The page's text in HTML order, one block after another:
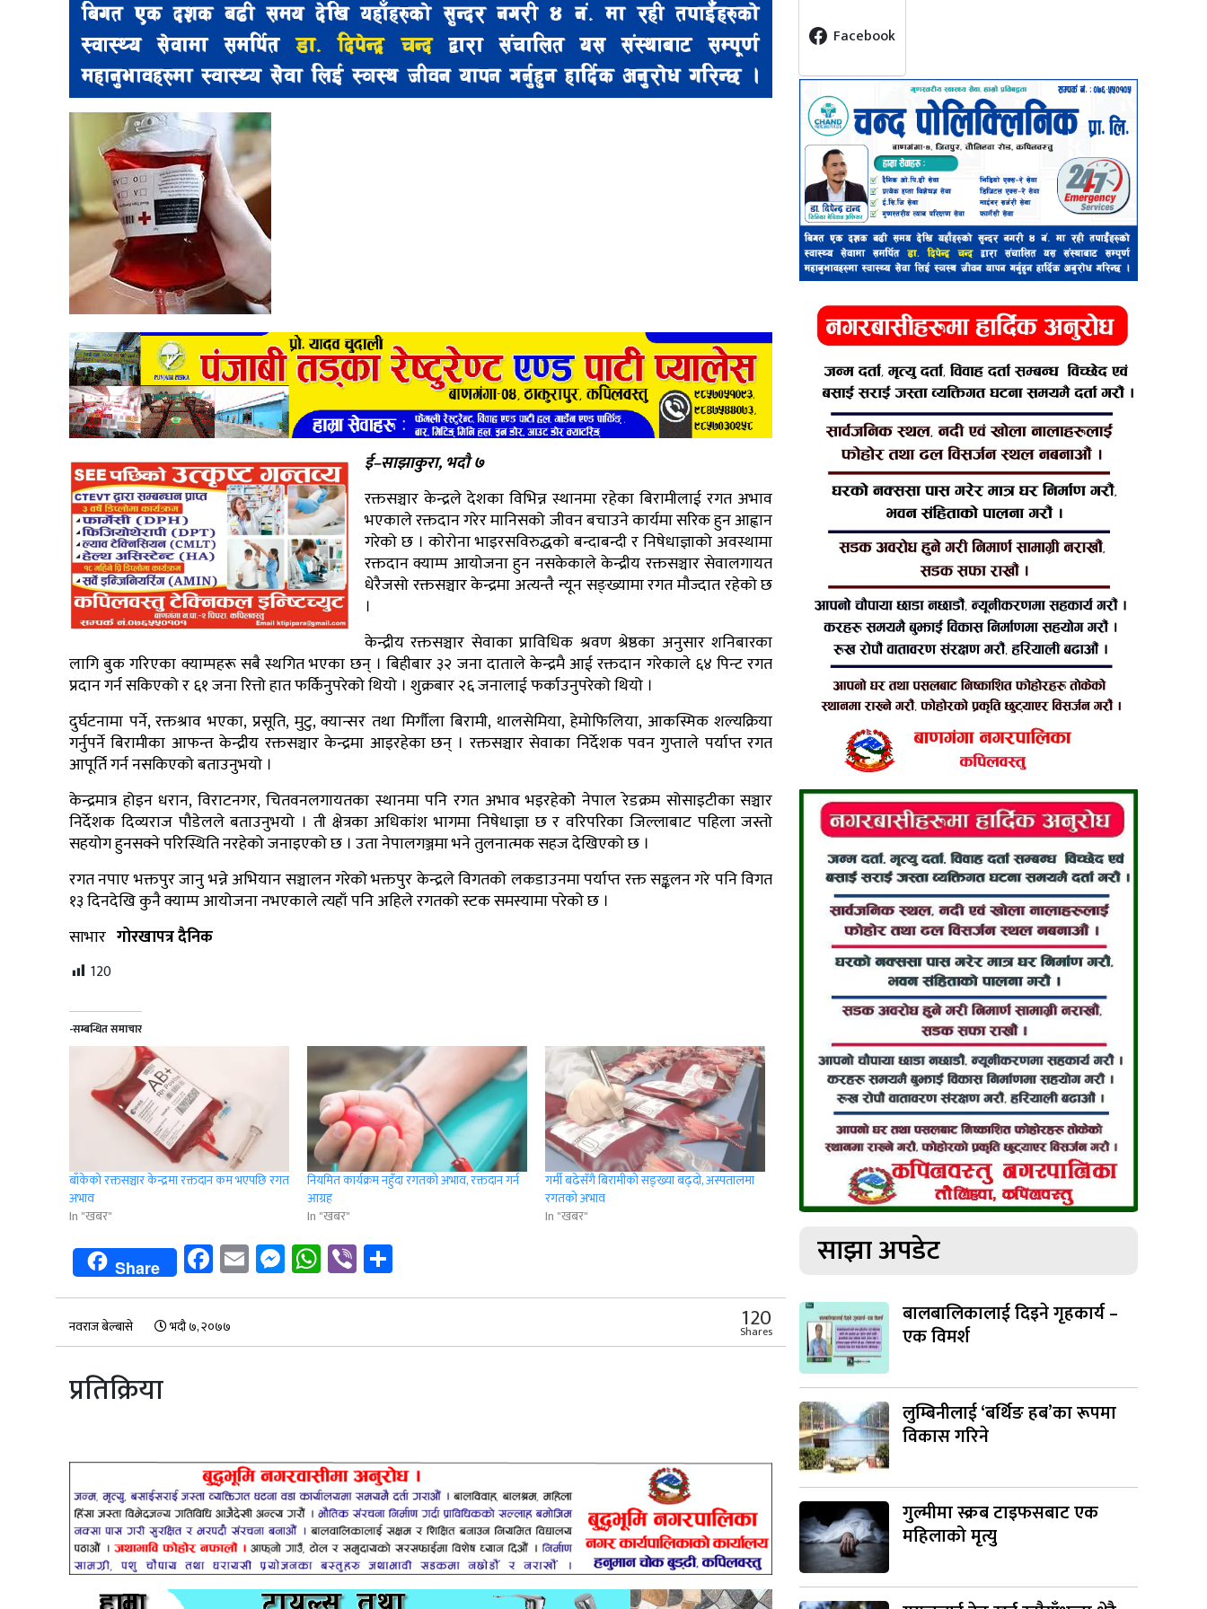
ई–साझाकुरा, भदौ ७
रक्तसञ्चार केन्द्रले देशका विभिन्न स्थानमा रहेका बिरामीलाई रगत अभाव
भएकाले रक्तदान गरेर मानिसको जीवन बचाउने कार्यमा सरिक हुन आह्वान
गरेको छ । कोरोना भाइरसविरुद्धको बन्दाबन्दी र निषेधाज्ञाको अवस्थामा
रक्तदान क्याम्प आयोजना हुन नसकेकाले केन्द्रीय रक्तसञ्चार सेवालगायत
धेरैजसो रक्तसञ्चार केन्द्रमा अत्यन्तै न्यून सङ्ख्यामा रगत मौज्दात रहेको छ
।
केन्द्रीय रक्तसञ्चार सेवाका प्राविधिक श्रवण श्रेष्ठका अनुसार शनिबारका
लागि बुक गरिएका क्याम्पहरू सबै स्थगित भएका छन् । बिहीबार ३२ जना दाताले केन्द्रमै आई रक्तदान गरेकाले ६४ पिन्ट रगत
प्रदान गर्न सकिएको र ६१ जना रित्तो हात फर्किनुपरेको थियो । शुक्रबार २६ जनालाई फर्काउनुपरेको थियो ।
दुर्घटनामा पर्ने, रक्तश्राव भएका, प्रसूति, मुटु, क्यान्सर तथा मिर्गौला बिरामी, थालसेमिया, हेमोफिलिया, आकस्मिक शल्यक्रिया
गर्नुपर्ने बिरामीका आफन्त केन्द्रीय रक्तसञ्चार केन्द्रमा आइरहेका छन् । रक्तसञ्चार सेवाका निर्देशक पवन गुप्ताले पर्याप्त रगत
आपूर्ति गर्न नसकिएको बताउनुभयो ।
केन्द्रमात्र होइन धरान, विराटनगर, चितवनलगायतका स्थानमा पनि रगत अभाव भइरहेकोे नेपाल रेडक्रम सोसाइटीका सञ्चार
निर्देशक दिव्यराज पौडेलले बताउनुभयो । ती क्षेत्रका अधिकांश भागमा निषेधाज्ञा छ र वरिपरिका जिल्लाबाट पहिला जस्तो
सहयोग हुनसक्ने परिस्थिति नरहेको जनाइएको छ । उता नेपालगञ्जमा भने तुलनात्मक सहज देखिएको छ ।
रगत नपाए भक्तपुर जानु भन्ने अभियान सञ्चालन गरेको भक्तपुर केन्द्रले विगतको लकडाउनमा पर्याप्त रक्त सङ्कलन गरे पनि विगत
१३ दिनदेखि कुनै क्याम्प आयोजना नभएकाले त्यहाँ पनि अहिले रगतको स्टक समस्यामा परेको छ ।
साभार गोरखापत्र दैनिक
120
-सम्बन्धित समाचार
बाँकेको रक्तसञ्चार केन्द्रमा रक्तदान कम भएपछि रगत
अभाव
In "खबर"
नियमित कार्यक्रम नहुँदा रगतको अभाव, रक्तदान गर्न
आग्रह
In "खबर"
गर्मी बढेसँगै बिरामीको सङ्ख्या बढ्दो, अस्पतालमा
रगतको अभाव
In "खबर"
Share Facebook
EmailMessenger
WhatsApp
Viber
नवराज बेल्बासे भदौ ७, २०७७ 120
Shares
प्रतिक्रिया
Facebook
साझा अपडेट
बालबालिकालाई दिइने गृहकार्य –
एक विमर्श
लुम्बिनीलाई ‘बर्थिङ हब’का रूपमा
विकास गरिने
गुल्मीमा स्क्रब टाइफसबाट एक
महिलाको मृत्यु